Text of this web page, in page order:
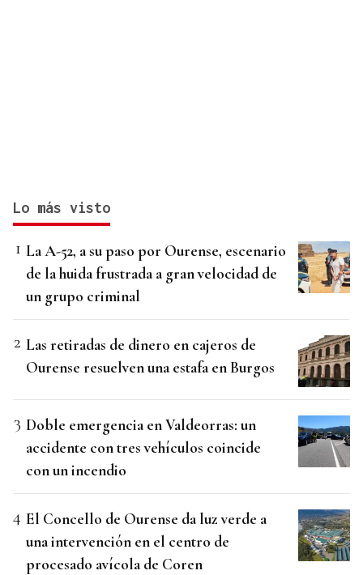
Lo más visto
La A-52, a su paso por Ourense, escenario
de la huida frustrada a gran velocidad de
un grupo criminal
Las retiradas de dinero en cajeros de
Ourense resuelven una estafa en Burgos
Doble emergencia en Valdeorras: un
accidente con tres vehículos coincide
con un incendio
El Concello de Ourense da luz verde a
una intervención en el centro de
procesado avícola de Coren